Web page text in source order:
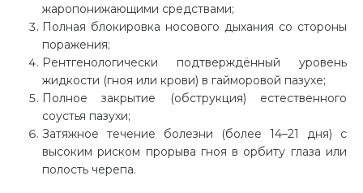
жаропонижающими средствами;
Полная блокировка носового дыхания со стороны
поражения;
Рентгенологически подтверждённый уровень
жидкости (гноя или крови) в гайморовой пазухе;
Полное закрытие (обструкция) естественного
соустья пазухи;
Затяжное течение болезни (более 14–21 дня) с
высоким риском прорыва гноя в орбиту глаза или
полость черепа.